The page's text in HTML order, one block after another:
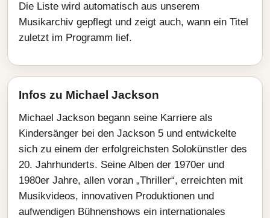
Die Liste wird automatisch aus unserem
Musikarchiv gepflegt und zeigt auch, wann ein Titel
zuletzt im Programm lief.
Infos zu Michael Jackson
Michael Jackson begann seine Karriere als
Kindersänger bei den Jackson 5 und entwickelte
sich zu einem der erfolgreichsten Solokünstler des
20. Jahrhunderts. Seine Alben der 1970er und
1980er Jahre, allen voran „Thriller“, erreichten mit
Musikvideos, innovativen Produktionen und
aufwendigen Bühnenshows ein internationales